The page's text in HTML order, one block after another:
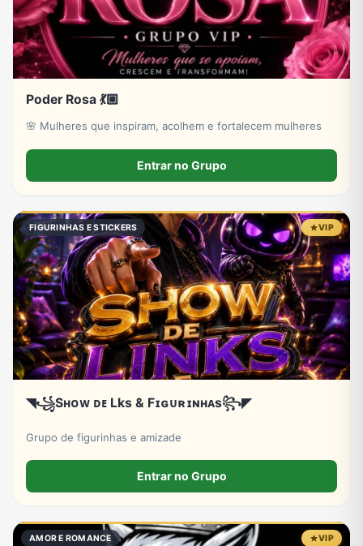
Poder Rosa 💃🏼
🌸 Mulheres que inspiram, acolhem e fortalecem mulheres
Entrar no Grupo
FIGURINHAS E STICKERS VIP
◥꧁Sʜᴏᴡ ᴅᴇ Lks & Fɪɢᴜʀɪɴʜᴀs꧂◤
Grupo de figurinhas e amizade
Entrar no Grupo
AMOR E ROMANCE VIP